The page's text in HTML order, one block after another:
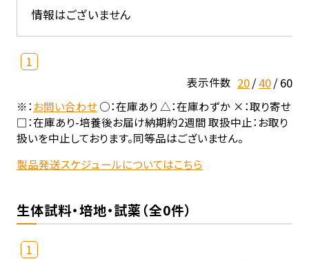
情報はございません
1
表示件数 20 40 60
※：お問い合わせ○：在庫あり △：在庫わずか ×：取り寄せ
□：在庫あり-培養後お届け納期約2週間 取扱中止：お取り
扱いを中止しております。同等品はございません。
製品発送スケジュールについてはこちら
生体試料・培地・試薬（全0件）
1